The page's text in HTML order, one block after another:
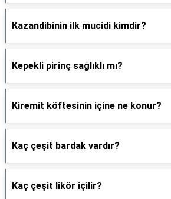
Kazandibinin ilk mucidi kimdir?
Kepekli pirinç sağlıklı mı?
Kiremit köftesinin içine ne konur?
Kaç çeşit bardak vardır?
Kaç çeşit likör içilir?